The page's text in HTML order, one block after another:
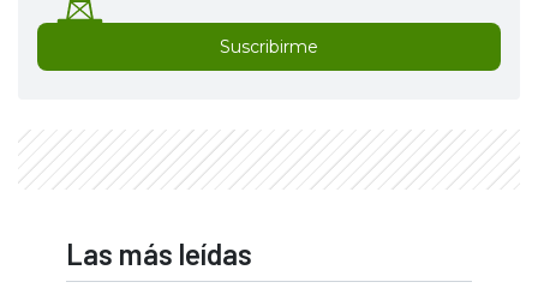
Suscribirme
Las más leídas